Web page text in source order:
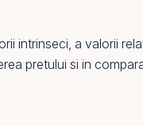
intrinseci, a valorii
pretului si in